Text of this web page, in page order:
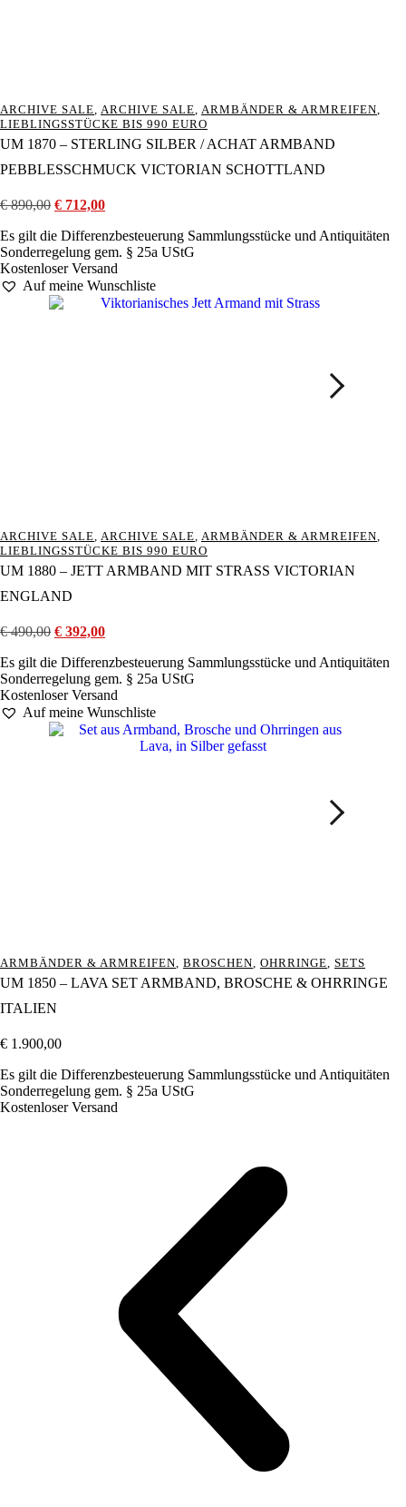
ARCHIVE SALE, ARCHIVE SALE, ARMBÄNDER & ARMREIFEN,
LIEBLINGSSTÜCKE BIS 990 EURO
UM 1870 – STERLING SILBER / ACHAT ARMBAND
PEBBLESSCHMUCK VICTORIAN SCHOTTLAND
€890,00 Ursprünglicher
war:
€ 890,00
€ 712,00
ist:
€ 712,00.
Es gilt die Differenzbesteuerung Sammlungsstücke und Antiquitäten
Sonderregelung gem. § 25a UStG
Kostenloser Versand
Auf meine Wunschliste
ARCHIVE SALE, ARCHIVE SALE, ARMBÄNDER & ARMREIFEN,
LIEBLINGSSTÜCKE BIS 990 EURO
UM 1880 – JETT ARMBAND MIT STRASS VICTORIAN
ENGLAND
€490,00 Ursprünglicher
war:
€ 490,00
€ 392,00
ist:
€ 392,00.
Es gilt die Differenzbesteuerung Sammlungsstücke und Antiquitäten
Sonderregelung gem. § 25a UStG
Kostenloser Versand
Auf meine Wunschliste
ARMBÄNDER & ARMREIFEN, BROSCHEN, OHRRINGE, SETS
UM 1850 – LAVA SET ARMBAND, BROSCHE & OHRRINGE
ITALIEN
€ 1.900,00
Es gilt die Differenzbesteuerung Sammlungsstücke und Antiquitäten
Sonderregelung gem. § 25a UStG
Kostenloser Versand